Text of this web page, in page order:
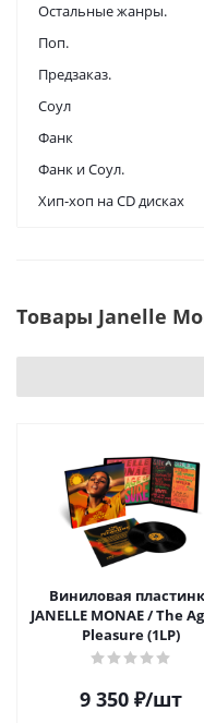
Остальные жанры.
Поп.
Предзаказ.
Соул
Фанк
Фанк и Соул.
Хип-хоп на CD дисках
Товары Janelle
Виниловая
JANELLE MONAE / The
Pleasure (1LP)
9 350 ₽/шт